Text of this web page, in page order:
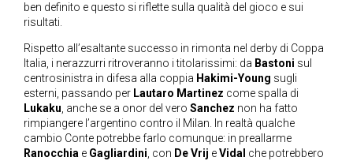
ben definito e questo si riflette sulla qualità del gioco e sui
risultati.
Rispetto all’esaltante successo in rimonta nel derby di Coppa
Italia, i nerazzurri ritroveranno i titolarissimi: da Bastoni sul
centrosinistra in difesa alla coppia Hakimi-Young sugli
esterni, passando per Lautaro Martinez come spalla di
Lukaku, anche se a onor del vero Sanchez non ha fatto
rimpiangere l’argentino contro il Milan. In realtà qualche
cambio Conte potrebbe farlo comunque: in preallarme
Ranocchia e Gagliardini, con De Vrij eVidal che potrebbero